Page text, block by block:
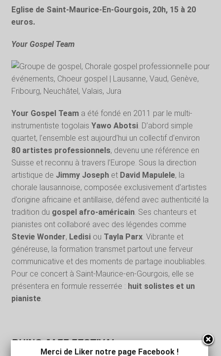
Eglise de Saint-Maurice-En-Gourgois, 20h, 15 à 20
euros.
Your Gospel Team
Your Gospel Teama été fondé en 2011 par le multi-
instrumentiste togolais Yawo Abotsi. D’abord simple
quartet, l’ensemble est aujourd’hui un collectif d’environ
80 artistes professionnels, devenu une référence en
Suisse et reconnu à travers l’Europe. Sous la direction
artistique de Jimmy Josephet David Mapulele, la
chorale lausannoise, composée exclusivement d’artistes
d’origine africaine et antillaise, défend avec authenticité la
tradition du gospel afro-américain. Ses chanteurs et
pianistes ont collaboré avec des légendes comme
Stevie Wonder, Ledisiou Tayla Parx. Vibrante et
généreuse, la formation transmet partout une ferveur
communicative et des moments de partage inoubliables.
Pour ce concert à Saint-Maurice-en-Gourgois, elle se
présentera en formule resserrée : huit solistes et un
pianiste.
RHINO JAZZ FESTIVAL
Merci de Liker notre page Facebook !